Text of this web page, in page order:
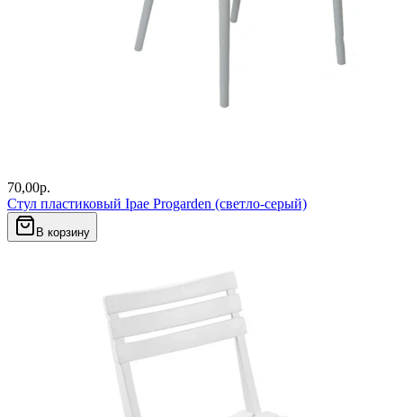
70,00р.
Стул пластиковый Ipae Progarden (светло-серый)
В корзину